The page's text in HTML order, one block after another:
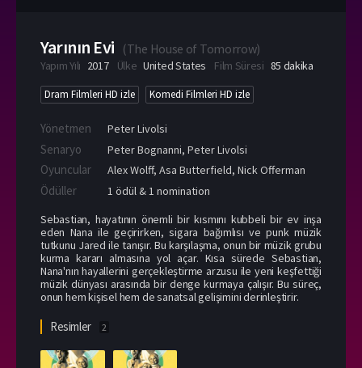
Yarının Evi (The House of Tomorrow)
Yapım Yılı 2017 Ülke United States Film Süresi 85 dakika
Dram Filmleri HD izle Komedi Filmleri HD izle
Yönetmen Peter Livolsi
Senaryo Peter Bognanni, Peter Livolsi
Oyuncular Alex Wolff, Asa Butterfield, Nick Offerman
Ödüller
1 ödül & 1 nomination
Sebastian, hayatının önemli bir kısmını kubbeli bir ev inşa
eden Nana ile geçirirken, sigara bağımlısı ve punk müzik
tutkunu Jared ile tanışır. Bu karşılaşma, onun bir müzik grubu
kurma kararı almasına yol açar. Kısa sürede Sebastian,
Nana'nın hayallerini gerçekleştirme arzusu ile yeni keşfettiği
müzik dünyası arasında bir denge kurmaya çalışır. Bu süreç,
onun hem kişisel hem de sanatsal gelişimini derinleştirir.
Resimler 2